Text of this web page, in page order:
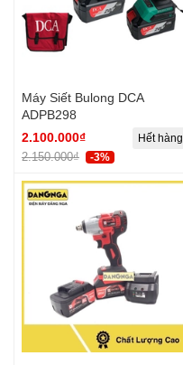
Máy Siết Bulong DCA
ADPB298
2.100.000₫
2.150.000₫ -3%
Hết hàng